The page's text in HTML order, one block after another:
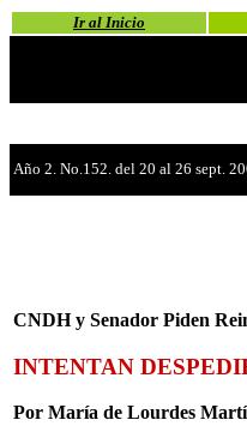
Ir al Inicio
Año 2. No.152. del 20 al 26 sept.
CNDH y Senador Piden
INTENTAN
Por María de Lourdes